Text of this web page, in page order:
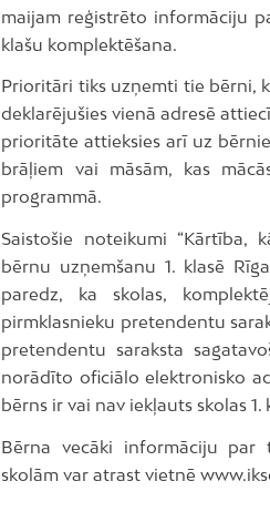
maijam reģistrēto informāciju
klašu komplektēšana.
Prioritāri tiks uzņemti tie bērni,
deklarējušies vienā adresē
prioritāte attieksies arī uz
brāļiem vai māsām, kas
programmā.
Saistošie noteikumi “Kārtība,
bērnu uzņemšanu 1. klasē
paredz, ka skolas,
pirmklasnieku pretendentu
pretendentu saraksta
norādīto oficiālo elektronisko
bērns ir vai nav iekļauts skolas
Bērna vecāki informāciju par
skolām var atrast vietnē